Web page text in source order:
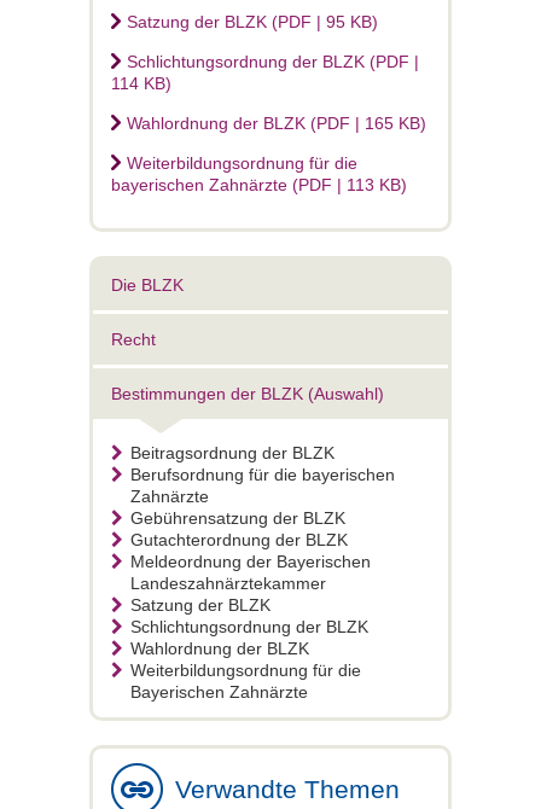
Satzung der BLZK (PDF | 95 KB)
Schlichtungsordnung der BLZK (PDF |
114 KB)
Wahlordnung der BLZK (PDF | 165 KB)
Weiterbildungsordnung für die
bayerischen Zahnärzte (PDF | 113 KB)
Die BLZK
Recht
Bestimmungen der BLZK (Auswahl)
Beitragsordnung der BLZK
Berufsordnung für die bayerischen
Zahnärzte
Gebührensatzung der BLZK
Gutachterordnung der BLZK
Meldeordnung der Bayerischen
Landeszahnärztekammer
Satzung der BLZK
Schlichtungsordnung der BLZK
Wahlordnung der BLZK
Weiterbildungsordnung für die
Bayerischen Zahnärzte
Verwandte Themen